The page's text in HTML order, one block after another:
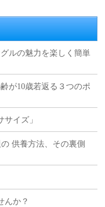
ルの魅力を楽しく簡単
が10歳若返る３つのポ
イズ」
供養方法、その裏側
んか？